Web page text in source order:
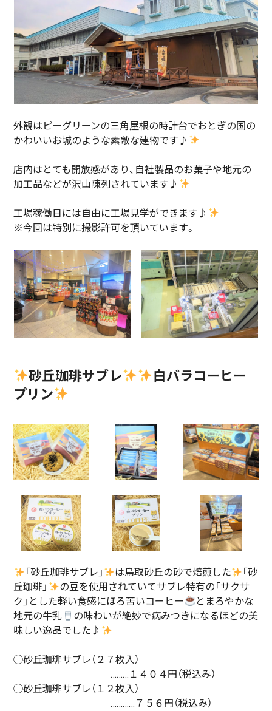
外観はピーグリーンの三角屋根の時計台でおとぎの国の
かわいいお城のような素敵な建物です♪
店内はとても開放感があり、自社製品のお菓子や地元の
加工品などが沢山陳列されています♪
工場稼働日には自由に工場見学ができます♪
※今回は特別に撮影許可を頂いています。
砂丘珈琲サブレ
白バラコーヒー
プリン
「砂丘珈琲サブレ」 は鳥取砂丘の砂で焙煎した
「砂
丘珈琲」
の豆を使用されていてサブレ特有の「サクサ
ク」とした軽い食感にほろ苦いコーヒー
とまろやかな
地元の牛乳
の味わいが絶妙で病みつきになるほどの美
味しい逸品でした♪
◯砂丘珈琲サブレ（２７枚入）
………１４０４円（税込み）
◯砂丘珈琲サブレ（１２枚入）
…………７５６円（税込み）